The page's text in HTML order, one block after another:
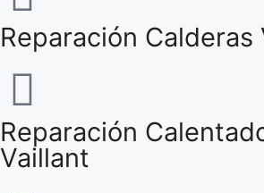
Reparación Calderas
Reparación
Vaillant